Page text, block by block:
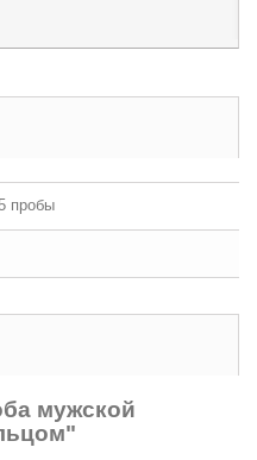
пробы
мужской